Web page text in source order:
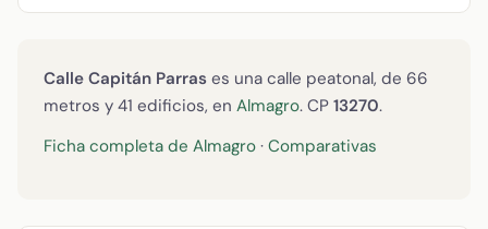
Calle Capitán Parras es una calle peatonal, de 66
metros y 41 edificios, en Almagro. CP 13270.
Ficha completa de Almagro · Comparativas